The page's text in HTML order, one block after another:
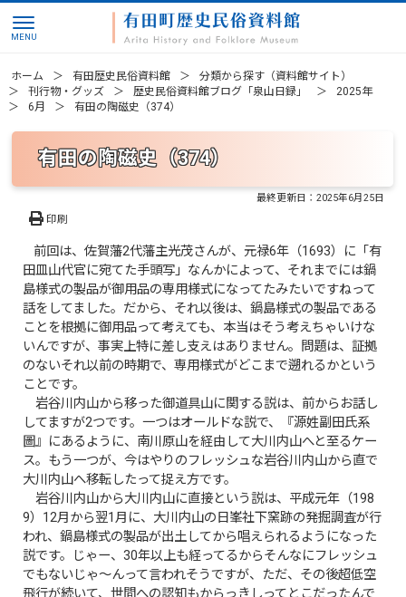
ホーム 有田歴史民俗資料館
分類から探す（資料館サイト）
刊行物・グッズ
歴史民俗資料館ブログ「泉山日録」
2025年
6月
有田の陶磁史（374）
有田の陶磁史（374）
最終更新日：2025年6月25日
印刷
前回は、佐賀藩2代藩主光茂さんが、元禄6年（1693）に「有
田皿山代官に宛てた手頭写」なんかによって、それまでには鍋
島様式の製品が御用品の専用様式になってたみたいですねって
話をしてました。だから、それ以後は、鍋島様式の製品である
ことを根拠に御用品って考えても、本当はそう考えちゃいけな
いんですが、事実上特に差し支えはありません。問題は、証拠
のないそれ以前の時期で、専用様式がどこまで遡れるかという
ことです。
岩谷川内山から移った御道具山に関する説は、前からお話し
してますが2つです。一つはオールドな説で、『源姓副田氏系
圖』にあるように、南川原山を経由して大川内山へと至るケー
ス。もう一つが、今はやりのフレッシュな岩谷川内山から直で
大川内山へ移転したって捉え方です。
岩谷川内山から大川内山に直接という説は、平成元年（198
9）12月から翌1月に、大川内山の日峯社下窯跡の発掘調査が行
われ、鍋島様式の製品が出土してから唱えられるようになった
説です。じゃー、30年以上も経ってるからそんなにフレッシュ
でもないじゃ〜んって言われそうですが、ただ、その後超低空
飛行が続いて、世間への認知もからっきしってとこだったんで